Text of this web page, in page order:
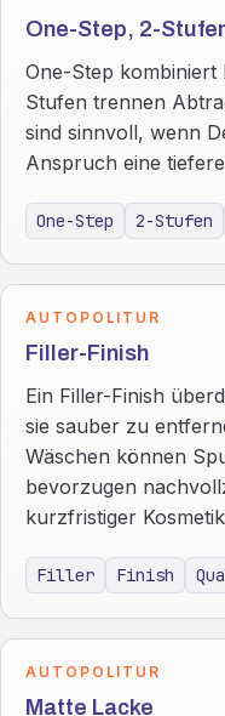
One-Step, 2-
One-Step kombiniert
Stufen trennen
sind sinnvoll, wenn
Anspruch eine
One-Step 2-Stufen
AUTOPOLITUR
Filler-Finish
Ein Filler-Finish
sie sauber zu
Wäschen können
bevorzugen
kurzfristiger
Filler Finish
AUTOPOLITUR
Matte Lacke